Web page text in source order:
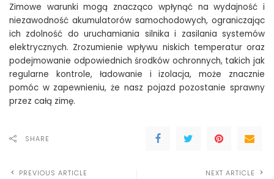
Zimowe warunki mogą znacząco wpłynąć na wydajność i
niezawodność akumulatorów samochodowych, ograniczając
ich zdolność do uruchamiania silnika i zasilania systemów
elektrycznych. Zrozumienie wpływu niskich temperatur oraz
podejmowanie odpowiednich środków ochronnych, takich jak
regularne kontrole, ładowanie i izolacja, może znacznie
pomóc w zapewnieniu, że nasz pojazd pozostanie sprawny
przez całą zimę.
SHARE
PREVIOUS ARTICLE NEXT ARTICLE